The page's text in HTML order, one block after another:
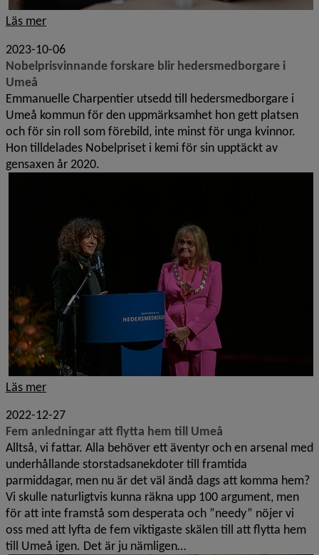
Läs mer
2023-10-06
Nobelprisvinnande forskare blir hedersmedborgare i
Umeå
Emmanuelle Charpentier utsedd till hedersmedborgare i
Umeå kommun för den uppmärksamhet hon gett platsen
och för sin roll som förebild, inte minst för unga kvinnor.
Hon tilldelades Nobelpriset i kemi för sin upptäckt av
gensaxen år 2020.
Läs mer
2022-12-27
Fem anledningar att flytta hem till Umeå
Alltså, vi fattar. Alla behöver ett äventyr och en arsenal med
underhållande storstadsanekdoter till framtida
parmiddagar, men nu är det väl ändå dags att komma hem?
Vi skulle naturligtvis kunna räkna upp 100 argument, men
för att inte framstå som desperata och ”needy” nöjer vi
oss med att lyfta de fem viktigaste skälen till att flytta hem
till Umeå igen. Det är ju nämligen…